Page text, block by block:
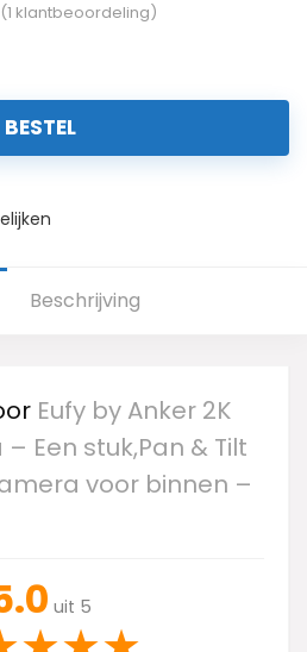
(1 klantbeoordeling)
BESTEL
Beschrijving
Eufy by Anker 2K
Een stuk,Pan & Tilt
voor binnen –
uit 5